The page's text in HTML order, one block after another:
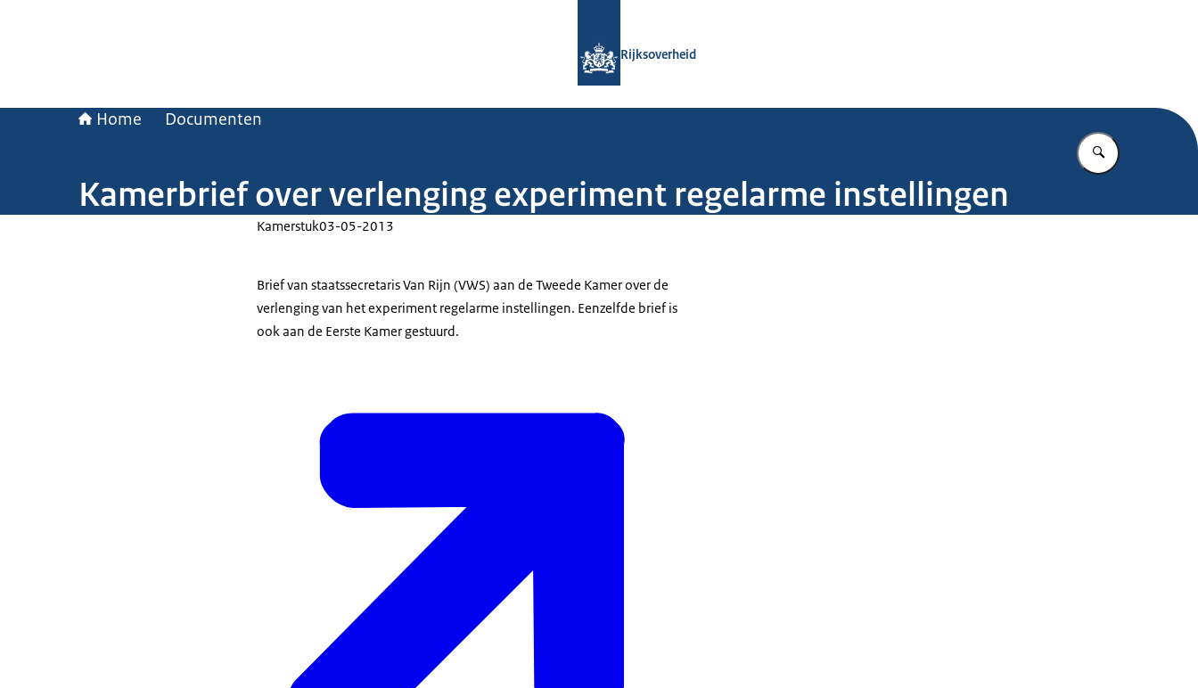
Rijksoverheid
Home Documenten
Vul in wat u
Kamerbrief over verlenging experiment regelarme instellingen
Kamerstuk03-05-2013
Brief van staatssecretaris Van Rijn (VWS) aan de Tweede Kamer over de
verlenging van het experiment regelarme instellingen. Eenzelfde brief is
ook aan de Eerste Kamer gestuurd.